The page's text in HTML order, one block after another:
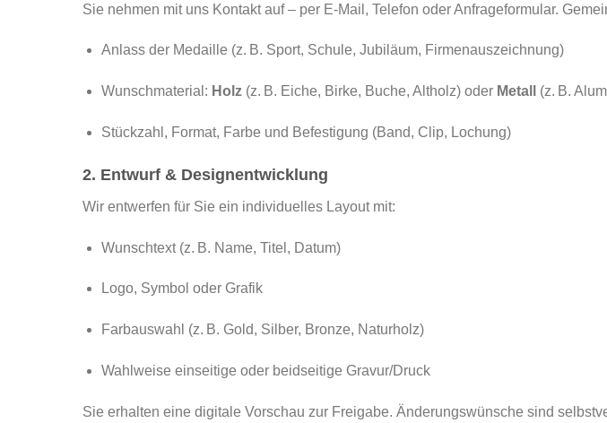
Sie nehmen mit uns Kontakt auf – per E-Mail, Telefon oder Anfrageformular.
Anlass der Medaille (z. B. Sport, Schule, Jubiläum, Firmenauszeichnung)
Wunschmaterial: Holz(z. B. Eiche, Birke, Buche, Altholz) oder Metall (z. B.
Stückzahl, Format, Farbe und Befestigung (Band, Clip, Lochung)
2. Entwurf & Designentwicklung
Wir entwerfen für Sie ein individuelles Layout mit:
Wunschtext (z. B. Name, Titel, Datum)
Logo, Symbol oder Grafik
Farbauswahl (z. B. Gold, Silber, Bronze, Naturholz)
Wahlweise einseitige oder beidseitige Gravur/Druck
Sie erhalten eine digitale Vorschau zur Freigabe. Änderungswünsche sind